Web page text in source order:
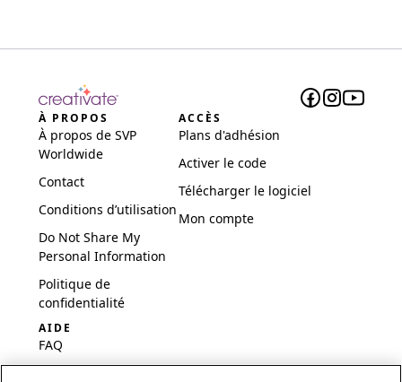
À PROPOS
À propos de SVP
Worldwide
Contact
Conditions d’utilisation
Do Not Share My
Personal Information
Politique de
confidentialité
ACCÈS
Plans d'adhésion
Activer le code
Télécharger le logiciel
Mon compte
AIDE
FAQ